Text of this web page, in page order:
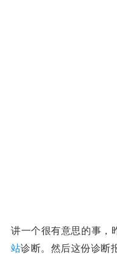
讲一个很有意思的事，
站诊断。然后这份诊断